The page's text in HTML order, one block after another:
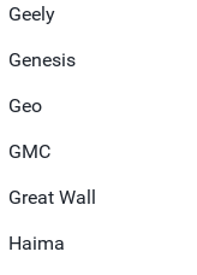
Geely
Genesis
Geo
GMC
Great Wall
Haima